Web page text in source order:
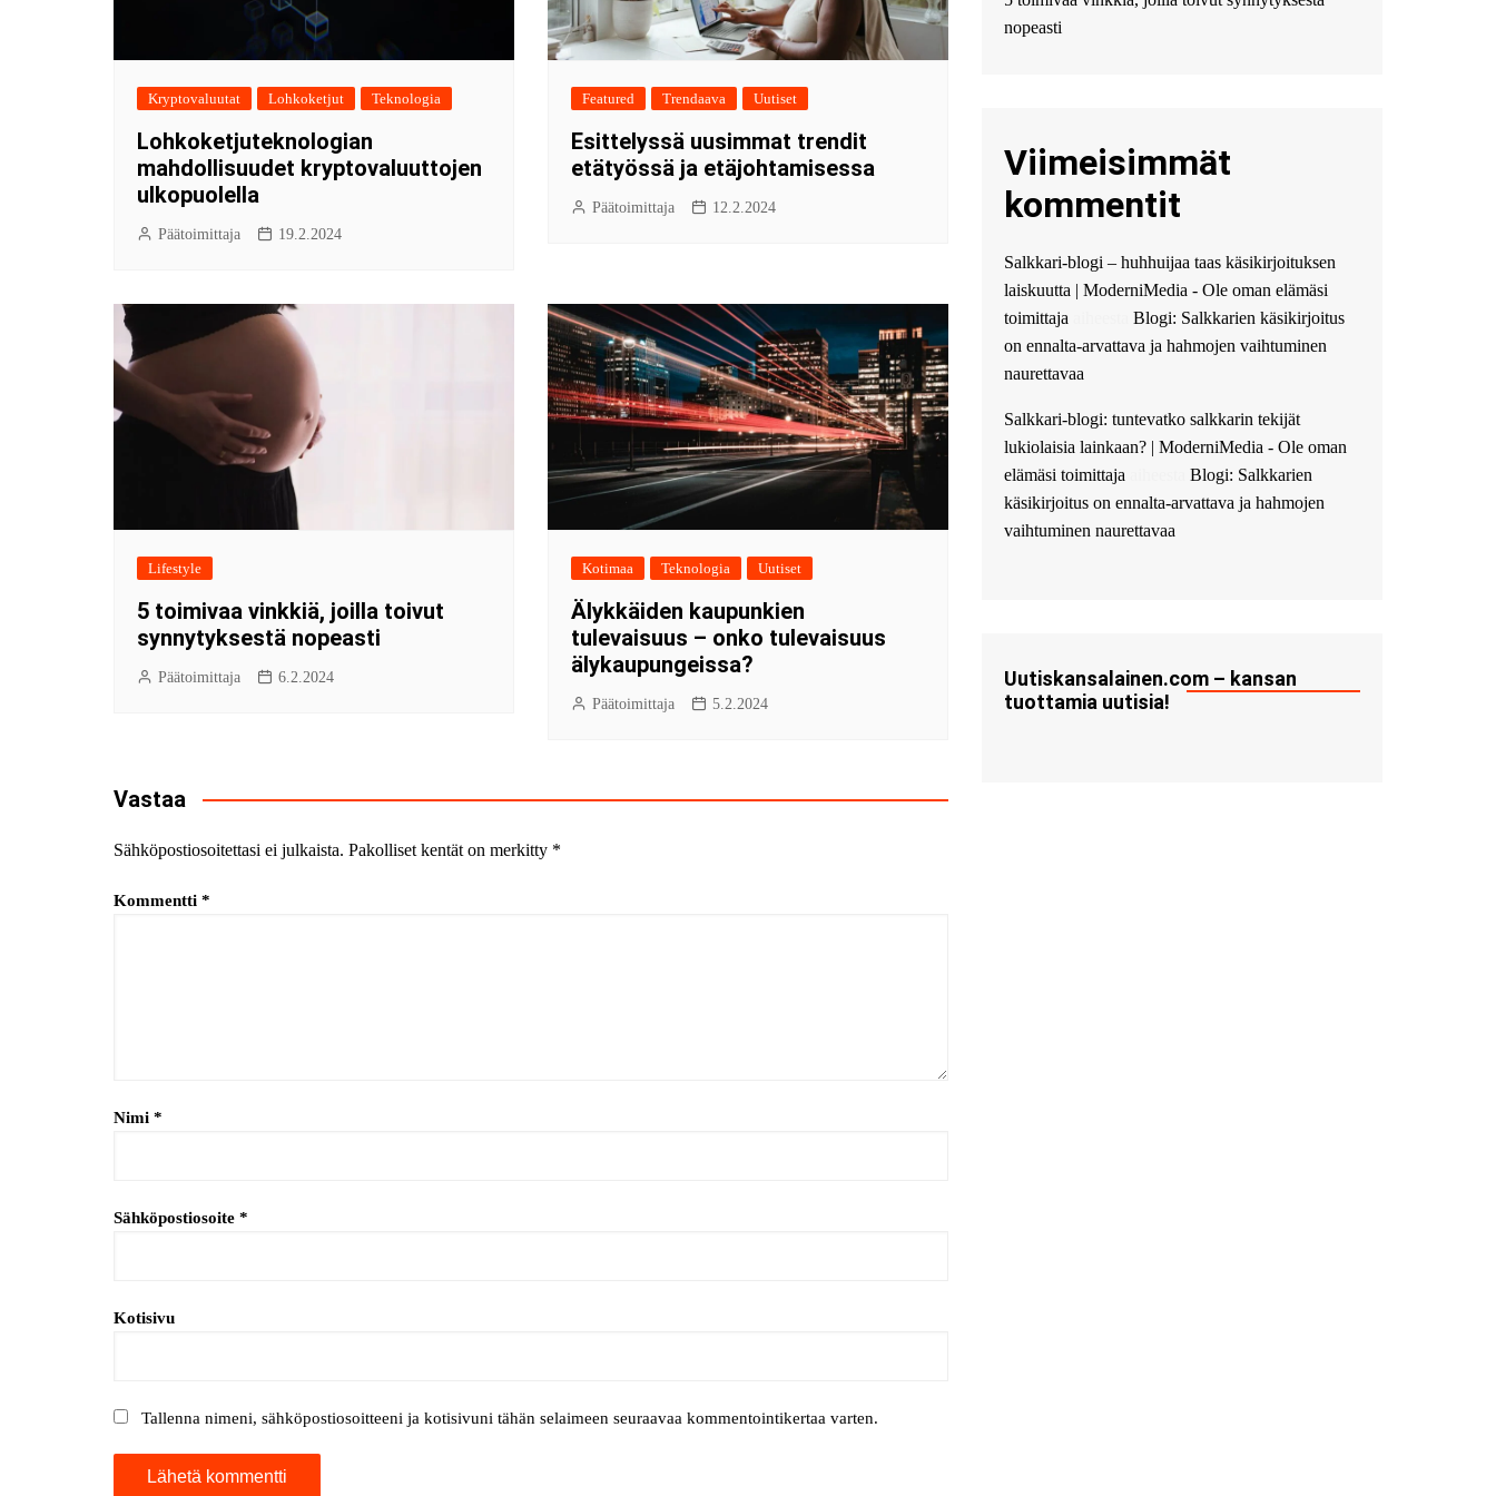
Kryptovaluutat Lohkoketjut Teknologia
Lohkoketjuteknologian
mahdollisuudet kryptovaluuttojen
ulkopuolella
Päätoimittaja 19.2.2024
Featured Trendaava Uutiset
Esittelyssä uusimmat trendit
etätyössä ja etäjohtamisessa
Päätoimittaja 12.2.2024
Lifestyle
5 toimivaa vinkkiä, joilla toivut
synnytyksestä nopeasti
Päätoimittaja 6.2.2024
Kotimaa Teknologia Uutiset
Älykkäiden kaupunkien
tulevaisuus – onko tulevaisuus
älykaupungeissa?
Päätoimittaja 5.2.2024
Vastaa
Sähköpostiosoitettasi ei julkaista. Pakolliset kentät on merkitty *
Kommentti *
Nimi *
Sähköpostiosoite *
Kotisivu
Tallenna nimeni, sähköpostiosoitteeni ja kotisivuni tähän selaimeen seuraavaa kommentointikertaa varten.
высокоприбыльные
guest_5115 :hello
You’ve successfully installed
nopeasti
Viimeisimmät
kommentit
Salkkari-blogi – huhhuijaa taas käsikirjoituksen
laiskuutta | ModerniMedia - Ole oman elämäsi
toimittaja
Blogi: Salkkarien käsikirjoitus
on ennalta-arvattava ja hahmojen vaihtuminen
naurettavaa
Salkkari-blogi: tuntevatko salkkarin tekijät
lukiolaisia lainkaan? | ModerniMedia - Ole oman
elämäsi toimittaja
Blogi: Salkkarien
käsikirjoitus on ennalta-arvattava ja hahmojen
vaihtuminen naurettavaa
Uutiskansalainen.com – kansan
tuottamia uutisia!